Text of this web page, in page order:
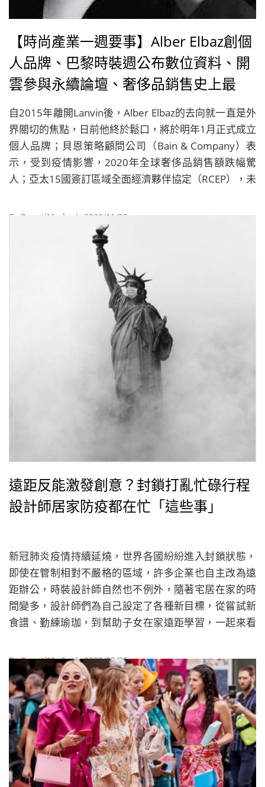
【時尚產業一週要事】Alber Elbaz創個
人品牌、巴黎時裝週公布數位資料、開
雲參與永續論壇、奢侈品銷售史上最
慘、亞太成全球最大貿易區
自2015年離開Lanvin後，Alber Elbaz的去向就一直是外
界關切的焦點，日前他終於鬆口，將於明年1月正式成立
個人品牌；貝恩策略顧問公司（Bain & Company）表
示，受到疫情影響，2020年全球奢侈品銷售額跌幅驚
人；亞太15國簽訂區域全面經濟夥伴協定（RCEP），未
By BeautiMode | 2020/11/22
遠距反能激發創意？封鎖打亂忙碌行程
設計師居家防疫都在忙「這些事」
新冠肺炎疫情持續延燒，世界各國紛紛進入封鎖狀態，
即使在管制相對不嚴格的區域，許多企業也自主改為遠
距辦公，時裝設計師自然也不例外，隨著宅居在家的時
間變多，設計師們為自己設定了各種新目標，從嘗試新
食譜、勤練瑜珈，到幫助子女在家遠距學習，一起來看
ByBeautiMode| 2020/03/26